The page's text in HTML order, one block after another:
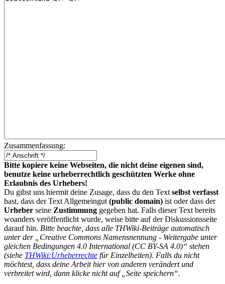
Zusammenfassung:
Bitte kopiere keine Webseiten, die nicht deine eigenen sind,
benutze keine urheberrechtlich geschützten Werke ohne
Erlaubnis des Urhebers!
Du gibst uns hiermit deine Zusage, dass du den Text selbst verfasst
hast, dass der Text Allgemeingut (public domain) ist oder dass der
Urheber seine Zustimmung gegeben hat. Falls dieser Text bereits
woanders veröffentlicht wurde, weise bitte auf der Diskussionsseite
darauf hin. Bitte beachte, dass alle THWiki-Beiträge automatisch
unter der „Creative Commons Namensnennung - Weitergabe unter
gleichen Bedingungen 4.0 International (CC BY-SA 4.0)“ stehen
(siehe THWiki:Urheberrechte für Einzelheiten). Falls du nicht
möchtest, dass deine Arbeit hier von anderen verändert und
verbreitet wird, dann klicke nicht auf „Seite speichern“.